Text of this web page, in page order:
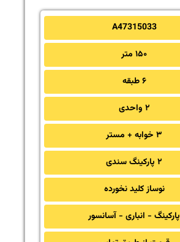
A47315033
۱۵۰ متر
۶ طبقه
۲ واحدی
۳ خوابه + مستر
۲ پارکینگ سندی
نوساز کلید نخورده
پارکینگ - انباری - آسانسور